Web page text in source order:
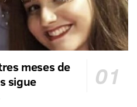
meses de
sigue